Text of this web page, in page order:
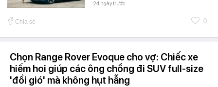
24 ngày trước
Chia sẻ 0
Chọn Range Rover Evoque cho vợ: Chiếc xe
hiếm hoi giúp các ông chồng đi SUV full-size
'đổi gió' mà không hụt hẫng